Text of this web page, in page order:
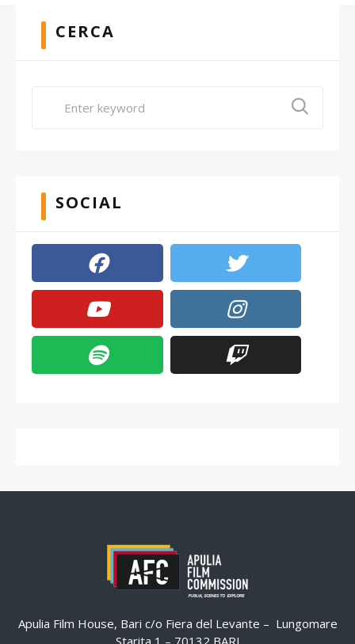
CERCA
SOCIAL
Apulia Film House, Bari c/o Fiera del Levante – Lungomare
Starita 1 – 70132 BARI